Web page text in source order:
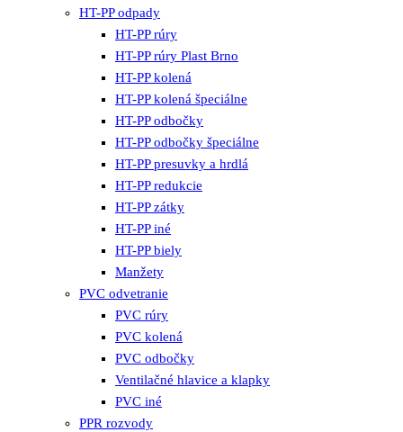
HT-PP odpady
HT-PP rúry
HT-PP rúry Plast Brno
HT-PP kolená
HT-PP kolená špeciálne
HT-PP odbočky
HT-PP odbočky špeciálne
HT-PP presuvky a hrdlá
HT-PP redukcie
HT-PP zátky
HT-PP iné
HT-PP biely
Manžety
PVC odvetranie
PVC rúry
PVC kolená
PVC odbočky
Ventilačné hlavice a klapky
PVC iné
PPR rozvody